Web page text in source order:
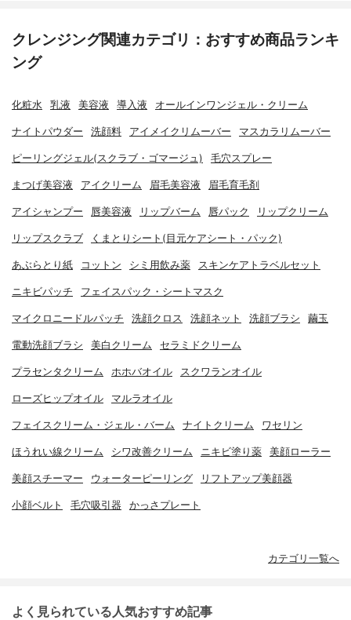
クレンジング関連カテゴリ：おすすめ商品ランキ
ング
化粧水 乳液 美容液 導入液 オールインワンジェル・クリーム
ナイトパウダー 洗顔料 アイメイクリムーバー マスカラリムーバー
ピーリングジェル(スクラブ・ゴマージュ) 毛穴スプレー
まつげ美容液 アイクリーム 眉毛美容液 眉毛育毛剤
アイシャンプー 唇美容液 リップバーム 唇パック リップクリーム
リップスクラブ くまとりシート(目元ケアシート・パック)
あぶらとり紙 コットン シミ用飲み薬 スキンケアトラベルセット
ニキビパッチ フェイスパック・シートマスク
マイクロニードルパッチ 洗顔クロス 洗顔ネット 洗顔ブラシ 繭玉
電動洗顔ブラシ 美白クリーム セラミドクリーム
プラセンタクリーム ホホバオイル スクワランオイル
ローズヒップオイル マルラオイル
フェイスクリーム・ジェル・バーム ナイトクリーム ワセリン
ほうれい線クリーム シワ改善クリーム ニキビ塗り薬 美顔ローラー
美顔スチーマー ウォーターピーリング リフトアップ美顔器
小顔ベルト 毛穴吸引器 かっさプレート
カテゴリ一覧へ
よく見られている人気おすすめ記事